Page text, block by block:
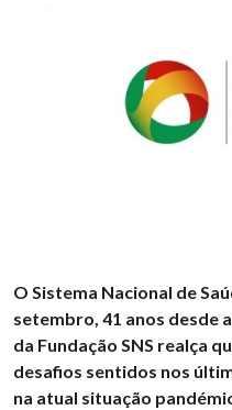
O Sistema Nacional de
setembro, 41 anos desde
da Fundação SNS realça
desafios sentidos nos
na atual situação